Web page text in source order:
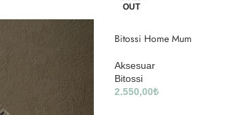
OUT
Bitossi Home Mum
Aksesuar
Bitossi
2.550,00₺